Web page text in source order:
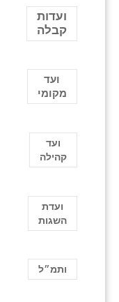
ועדות
קבלה
ועד
מקומי
ועד
קהילה
ועדת
השגות
ותמ״ל